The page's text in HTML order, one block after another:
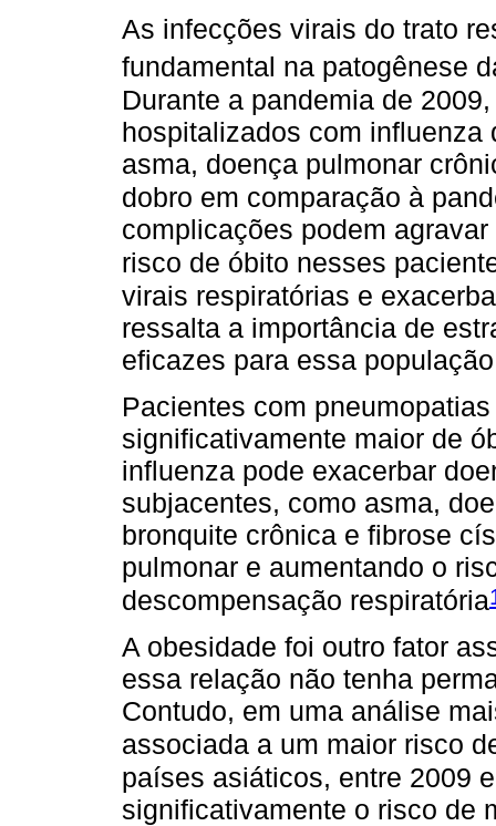
As infecções virais do trato
fundamental na patogênese
Durante a pandemia de
hospitalizados com influenza
asma, doença pulmonar
dobro em comparação à
complicações podem
risco de óbito nesses
virais respiratórias e
ressalta a importância de
eficazes para essa
Pacientes com
significativamente maior de
influenza pode exacerbar
subjacentes, como asma,
bronquite crônica e fibrose
pulmonar e aumentando o
descompensação respiratória
A obesidade foi outro fator
essa relação não tenha
Contudo, em uma análise
associada a um maior risco
países asiáticos, entre 2009
significativamente o risco de